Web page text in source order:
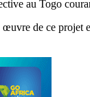
au Togo
de ce projet